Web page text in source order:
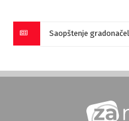
Saopštenje